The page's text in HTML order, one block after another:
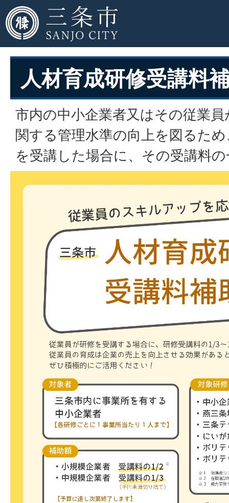
人材育成研修受講料
市内の中小企業者又はその従業
関する管理水準の向上を図るた
を受講した場合に、その受講料